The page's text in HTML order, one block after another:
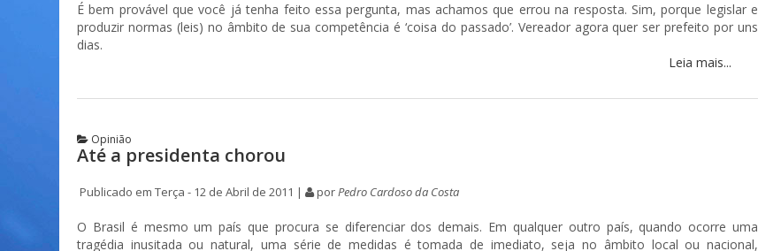
É bem provável que você já tenha feito essa pergunta, mas achamos que errou na resposta. Sim, porque legislar e
produzir normas (leis) no âmbito de sua competência é ‘coisa do passado’. Vereador agora quer ser prefeito por uns
dias.
Leia mais...
Opinião
Até a presidenta chorou
Publicado em Terça - 12 de Abril de 2011 | porPedro Cardoso da Costa
O Brasil é mesmo um país que procura se diferenciar dos demais. Em qualquer outro país, quando ocorre uma
tragédia inusitada ou natural, uma série de medidas é tomada de imediato, seja no âmbito local ou nacional,